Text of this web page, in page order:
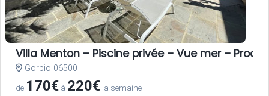
Villa Menton – Piscine privée – Vue mer –
Gorbio 06500
de 170€ à 220€ la semaine